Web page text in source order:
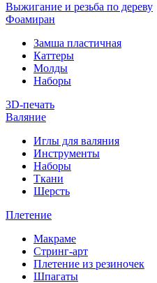
Выжигание и резьба по дереву
Фоамиран
Замша пластичная
Каттеры
Молды
Наборы
3D-печать
Валяние
Иглы для валяния
Инструменты
Наборы
Ткани
Шерсть
Плетение
Макраме
Стринг-арт
Плетение из резиночек
Шпагаты